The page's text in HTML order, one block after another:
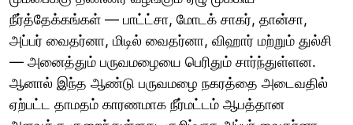
நீர்த்தேக்கங்கள் — பாட்ட்சா, மோடக் சாகர், தான்சா,
அப்பர் வைதர்னா, மிடில் வைதர்னா, விஹார் மற்றும் துல்சி
— அனைத்தும் பருவமழையை பெரிதும் சார்ந்துள்ளன.
ஆனால் இந்த ஆண்டு பருவமழை நகரத்தை அடைவதில்
ஏற்பட்ட தாமதம் காரணமாக நீர்மட்டம் ஆபத்தான